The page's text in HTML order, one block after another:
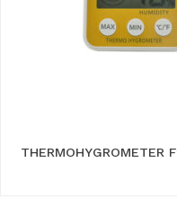
THERMOHYGROMETER